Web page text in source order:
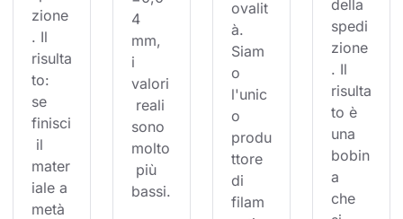
zione
. Il
risulta
to:
se
finisci
il
mater
iale a
metà
4
mm,
i
valori
reali
sono
molto
più
bassi.
ovalit
à.
Siam
o
l'unic
o
produ
ttore
di
filam
della
spedi
zione
. Il
risulta
to è
una
bobin
a
che